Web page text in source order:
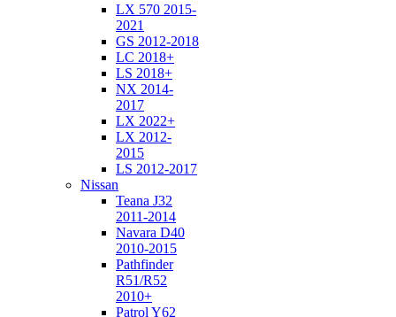
LX 570 2015-
2021
GS 2012-2018
LC 2018+
LS 2018+
NX 2014-
2017
LX 2022+
LX 2012-
2015
LS 2012-2017
Nissan
Teana J32
2011-2014
Navara D40
2010-2015
Pathfinder
R51/R52
2010+
Patrol Y62